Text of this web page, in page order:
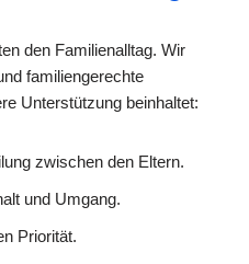
den Familienalltag. Wir
familiengerechte
Unterstützung beinhaltet:
zwischen den Eltern.
und Umgang.
Priorität.